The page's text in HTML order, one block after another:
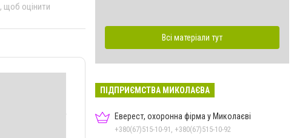
, щоб оцінити
Всі матеріали тут
ПІДПРИЄМСТВА МИКОЛАЄВА
Еверест, охоронна фірма у Миколаєві
+380(67)515-10-91, +380(67)515-10-92